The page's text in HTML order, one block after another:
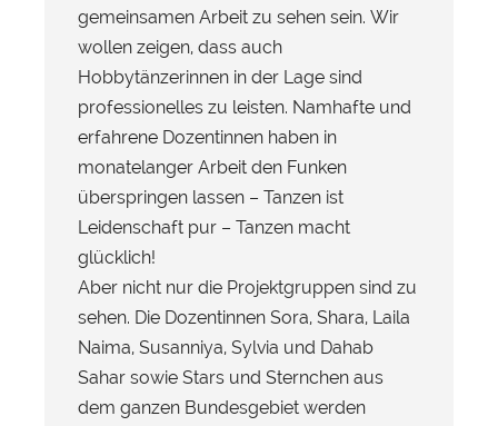
gemeinsamen Arbeit zu sehen sein. Wir
wollen zeigen, dass auch
Hobbytänzerinnen in der Lage sind
professionelles zu leisten. Namhafte und
erfahrene Dozentinnen haben in
monatelanger Arbeit den Funken
überspringen lassen – Tanzen ist
Leidenschaft pur – Tanzen macht
glücklich!
Aber nicht nur die Projektgruppen sind zu
sehen. Die Dozentinnen Sora, Shara, Laila
Naima, Susanniya, Sylvia und Dahab
Sahar sowie Stars und Sternchen aus
dem ganzen Bundesgebiet werden